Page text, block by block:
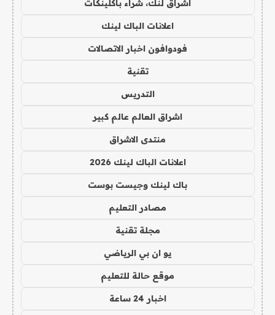
اشراق لنك، شراء باكلينكات
اعلانات الباك لينك
فودوافون اخبار الاتصالات
تقنية
التدريس
اشراق العالم عالم كبير
منتدى الاشراق
اعلانات الباك لينك 2026
باك لينك وجيست بوست
مصادر التعليم
مجلة تقنية
يو ان بي الرياضي
موقع حالة للتعليم
اخبار 24 ساعة